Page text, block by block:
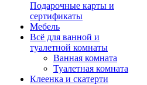
Подарочные карты и
сертификаты
Мебель
Всё для ванной и
туалетной комнаты
Ванная комната
Туалетная комната
Клеенка и скатерти